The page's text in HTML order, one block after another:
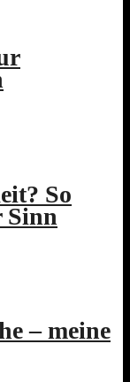
So
Sinn
– meine